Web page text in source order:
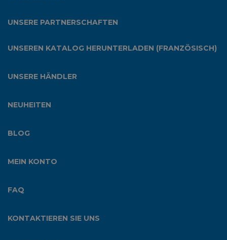
UNSERE PARTNERSCHAFTEN
UNSEREN KATALOG HERUNTERLADEN (FRANZÖSISCH)
UNSERE HÄNDLER
NEUHEITEN
BLOG
MEIN KONTO
FAQ
KONTAKTIEREN SIE UNS